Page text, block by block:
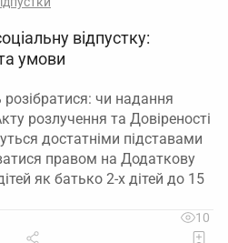
відпустку:
умови
чи надання
розлучення та Довіреності
достатніми підставами
правом на Додаткову
як батько 2-х дітей до 15
10